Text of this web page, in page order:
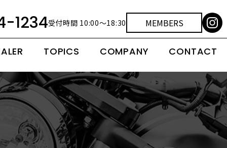
1234受付時間 10:00～18:30 MEMBERS
TOPICS COMPANY CONTACT